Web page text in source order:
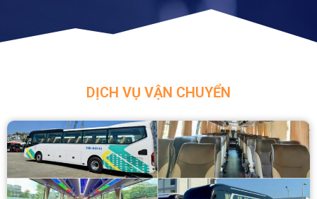
DỊCH VỤ VẬN CHUYỂN